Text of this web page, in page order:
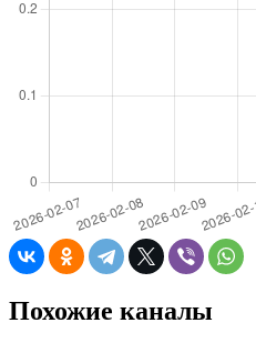
Похожие каналы